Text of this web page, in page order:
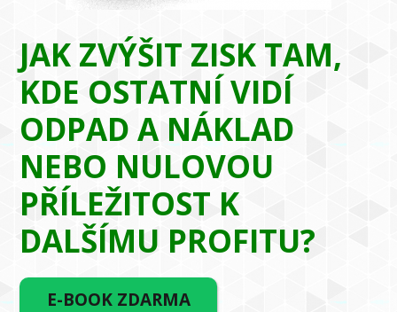
JAK ZVÝŠIT ZISK TAM,
KDE OSTATNÍ VIDÍ
ODPAD A NÁKLAD
NEBO NULOVOU
PŘÍLEŽITOST K
DALŠÍMU PROFITU?
E-BOOK ZDARMA